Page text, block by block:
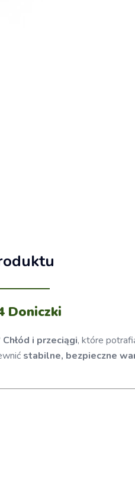
Doniczki
Chłód i przeciągi, które
stabilne, bezpieczne